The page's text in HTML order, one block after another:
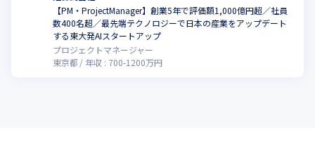
【PM・ProjectManager】創業5年で評価額1,000億円超／社員
数400名超／最先端テクノロジーで日本の産業をアップデート
する東大発AIスタートアップ
プロジェクトマネージャー
東京都
年収 : 700-1200万円